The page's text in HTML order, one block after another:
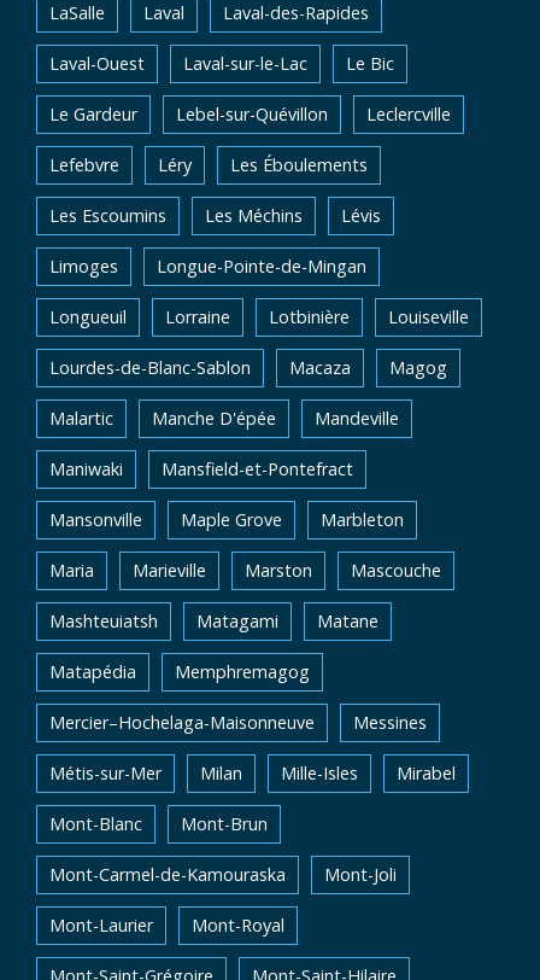
LaSalle Laval Laval-des-Rapides
Laval-Ouest Laval-sur-le-Lac Le Bic
Le Gardeur Lebel-sur-Quévillon Leclercville
Lefebvre Léry Les Éboulements
Les Escoumins Les Méchins Lévis
Limoges Longue-Pointe-de-Mingan
Longueuil Lorraine Lotbinière Louiseville
Lourdes-de-Blanc-Sablon Macaza Magog
Malartic Manche D'épée Mandeville
Maniwaki Mansfield-et-Pontefract
Mansonville Maple Grove Marbleton
Maria Marieville Marston Mascouche
Mashteuiatsh Matagami Matane
Matapédia Memphremagog
Mercier–Hochelaga-Maisonneuve Messines
Métis-sur-Mer Milan Mille-Isles Mirabel
Mont-Blanc Mont-Brun
Mont-Carmel-de-Kamouraska Mont-Joli
Mont-Laurier Mont-Royal